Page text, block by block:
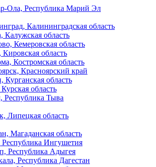
Ола, Республика Марий Эл
Калининградская область
Калужская область
Кемеровская область
область
Костромская область
Красноярский край
Курганская область
область
Республика Тыва
Липецкая область
Магаданская область
Республика Ингушетия
Республика Адыгея
Республика Дагестан